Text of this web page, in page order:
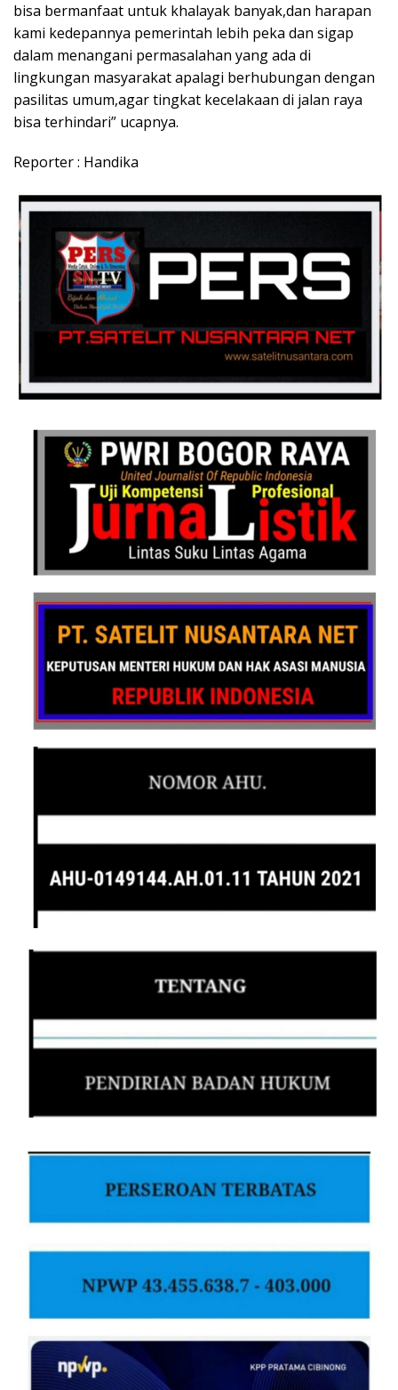
bisa bermanfaat untuk khalayak banyak,dan harapan
kami kedepannya pemerintah lebih peka dan sigap
dalam menangani permasalahan yang ada di
lingkungan masyarakat apalagi berhubungan dengan
pasilitas umum,agar tingkat kecelakaan di jalan raya
bisa terhindari” ucapnya.
Reporter : Handika